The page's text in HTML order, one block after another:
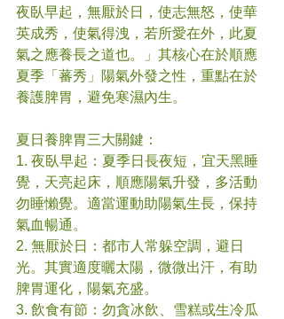
夜臥早起，無厭於日，使志無怒，使華
英成秀，使氣得洩，若所愛在外，此夏
氣之應養長之道也。」其核心在於順應
夏季「蕃秀」陽氣外發之性，重點在於
養護脾胃，避免寒濕內生。
夏日養脾胃三大關鍵：
1. 夜臥早起：夏季日長夜短，宜天黑睡
覺，天亮起床，順應陽氣升發，多活動
勿睡懶覺。適當運動助陽氣生長，保持
氣血暢通。
2. 無厭於日：都市人常躲空調，避日
光。其實適度曬太陽，微微出汗，有助
脾胃運化，陽氣充盛。
3. 飲食有節：勿貪冰飲、雪糕或生冷瓜